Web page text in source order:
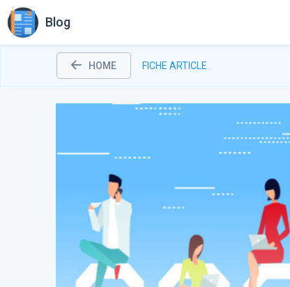
Blog
HOME FICHE ARTICLE